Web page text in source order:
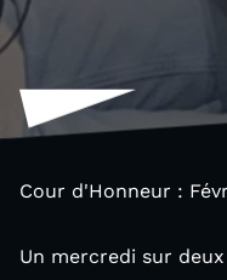
Cour d'Honneur :
Un mercredi sur